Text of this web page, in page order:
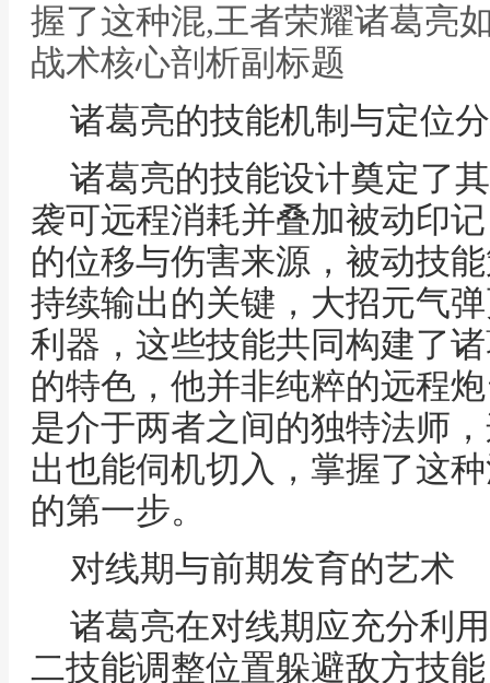
握了这种混,王者荣耀诸葛亮
战术核心剖析副标题
诸葛亮的技能机制与定位
诸葛亮的技能设计奠定了
袭可远程消耗并叠加被动印
的位移与伤害来源，被动技
持续输出的关键，大招元气
利器，这些技能共同构建了
的特色，他并非纯粹的远程
是介于两者之间的独特法师
出也能伺机切入，掌握了这
的第一步。
对线期与前期发育的艺术
诸葛亮在对线期应充分利
二技能调整位置躲避敌方技